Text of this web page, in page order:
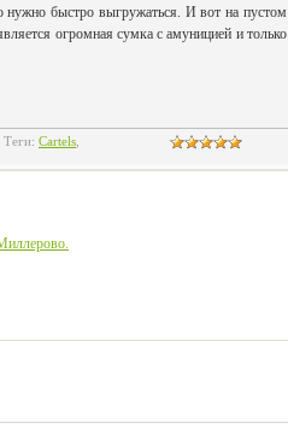
нужно быстро выгружаться. И вот на пустом
огромная сумка с амуницией и только
Теги: Cartels